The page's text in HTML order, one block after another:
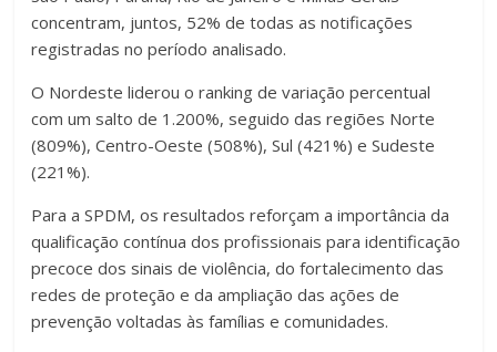
concentram, juntos, 52% de todas as notificações
registradas no período analisado.
O Nordeste liderou o ranking de variação percentual
com um salto de 1.200%, seguido das regiões Norte
(809%), Centro-Oeste (508%), Sul (421%) e Sudeste
(221%).
Para a SPDM, os resultados reforçam a importância da
qualificação contínua dos profissionais para identificação
precoce dos sinais de violência, do fortalecimento das
redes de proteção e da ampliação das ações de
prevenção voltadas às famílias e comunidades.